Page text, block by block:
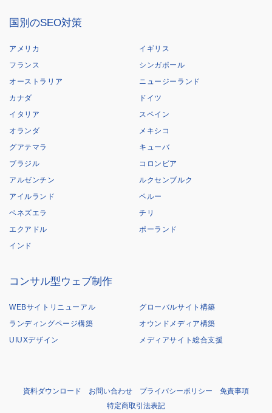
国別のSEO対策
アメリカ
イギリス
フランス
シンガポール
オーストラリア
ニュージーランド
カナダ
ドイツ
イタリア
スペイン
オランダ
メキシコ
グアテマラ
キューバ
ブラジル
コロンビア
アルゼンチン
ルクセンブルク
アイルランド
ペルー
ベネズエラ
チリ
エクアドル
ポーランド
インド
コンサル型ウェブ制作
WEBサイトリニューアル
グローバルサイト構築
ランディングページ構築
オウンドメディア構築
UIUXデザイン
メディアサイト総合支援
資料ダウンロード お問い合わせ プライバシーポリシー
免責事項
特定商取引法表記